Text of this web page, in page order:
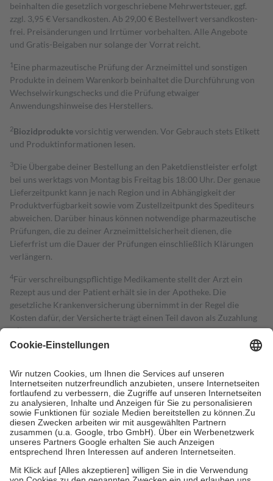
beinhalten die gesetzlich vorgeschriebene Mehrwertsteuer, ggf.
zzgl. 3,95 € Versandkosten. Ab 29,00 € Bestell­wert versand­kosten­
frei. Preisänderungen und Irrtümer vorbehalten. Alle Angebote
und Gratis-Beigaben nur solange der Vorrat reicht.
1 Eine pharmazeutische Prüfung der Arzneimittel und sonstigen
Produkte in deinem Warenkorb beinhaltet die Durchführung von
Wechselwirkungschecks und die Prüfung etwaiger
Anwendungshinweise des Herstellers.
2Biozidproduktevorsichtig verwenden. Vor Gebrauch stets Etikett
und Produktinformationen lesen.
3Die Übergabe deiner Bestellung an den Paketdienstleister erfolgt
bei uns werktags von Montag bis Freitag bis 18:00 Uhr. Der genaue
Lieferzeitpunkt kann je nach Region und in Abhängigkeit der
Produktverfügbarkeit sowie vom Zustellzeitpunkt des Spediteurs
abweichen. Darüber hinaus können notwendige pharmazeutische
Prüfungen, die zu deiner Arzneimittelsicherheit dienen, die
Lieferfrist um die Dauer der Prüfungen einschließlich Klärungen
verlängern.
4Für verschreibungspflichtige Medikamente stellt der Arzt ein
Rezept aus und der Patient erhält sie in der Apotheke. Die
gesetzliche Krankenversicherung übernimmt in der Regel die
Kosten dafür, der Versicherte trägt einen Teil davon als Zuzahlung
mit.
Grundsätzlich leisten Mitglieder Zuzahlungen in Höhe von zehn
höchstens zehn Euro.
Es sind jedoch nie mehr als die tatsächlichen
Kosten der Leistung zu entrichten.
Diese Regeln gelten grundsätzlich auch für Online-Apotheken.
Bei Heilmitteln und häuslicher Krankenpflege beträgt die
Zuzahlung zehn Prozent der Kosten sowie zehn Euro je
Verordnung.
Um das Engagement der Versicherten für ihre eigene Gesundheit zu
stärken und die besondere Stellung der Familie zu unterstützen,
fallenkeine Zuzahlungenan bei: